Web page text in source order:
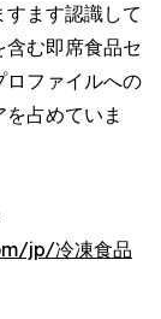
ます認識して
む即席食品セ
ロファイルへの
占めていま
jp/冷凍食品